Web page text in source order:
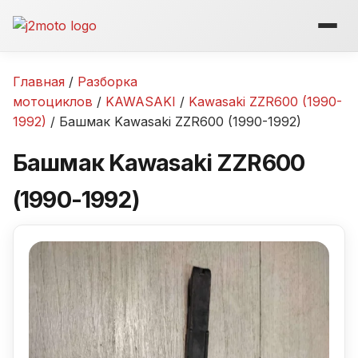
Главная / Разборка
мотоциклов / KAWASAKI / Kawasaki ZZR600 (1990-
1992) / Башмак Kawasaki ZZR600 (1990-1992)
Башмак Kawasaki ZZR600
(1990-1992)